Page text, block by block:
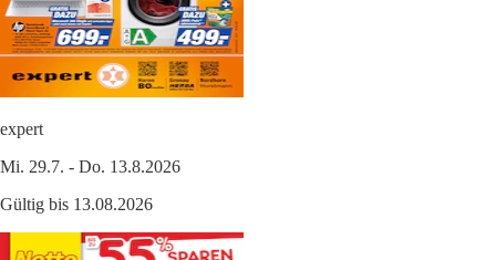
expert
Mi. 29.7. - Do. 13.8.2026
Gültig bis 13.08.2026